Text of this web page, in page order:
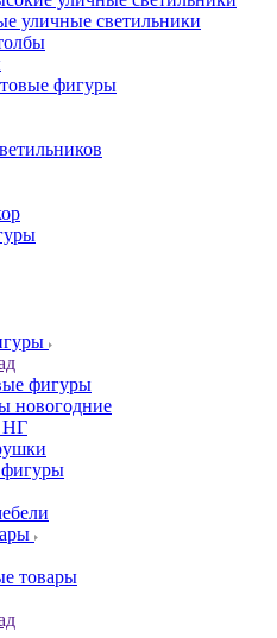
уличные светильники
фигуры
фигуры
новогодние
НГ
товары